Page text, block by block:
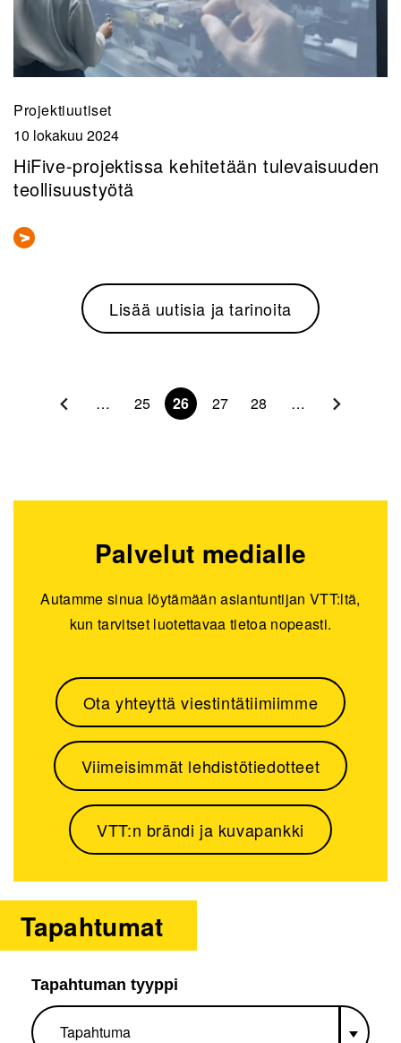
Projektiuutiset
10 lokakuu 2024
HiFive-projektissa kehitetään tulevaisuuden
teollisuustyötä
Lisää uutisia ja tarinoita
Sivunumerointi… 25 26 27 28 …
Palvelut medialle
Autamme sinua löytämään asiantuntijan VTT:ltä,
kun tarvitset luotettavaa tietoa nopeasti.
Ota yhteyttä viestintätiimiimme
Viimeisimmät lehdistötiedotteet
VTT:n brändi ja kuvapankki
Tapahtumat
Tapahtuman tyyppi